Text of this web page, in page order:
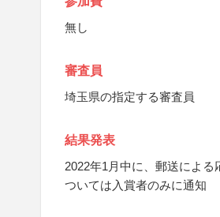
無し
審査員
埼玉県の指定する審査員
結果発表
2022年1月中に、郵送によ
ついては入賞者のみに通知